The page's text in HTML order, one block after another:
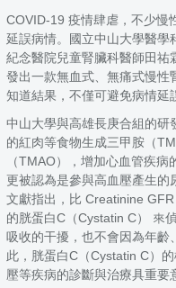
COVID-19 疫情肆虐，不少慢
延誤病情。國立中山大學醫學
紀念醫院兒童腎臟科醫師田祐
發出一款無血式、無痛式慢
知道結果，不僅可避免病情延
中山大學與高雄長庚合組的研
的紅肉等食物生成三甲胺（
（TMAO），增加心血管疾
更被認為是參與高血壓產生的
文獻指出，比 Creatinine
的胱蛋白C（Cystatin C） 來
吸收的干擾，也不會因為年齡
此，胱蛋白C（Cystatin C）
壓等疾病的診斷與治療具重要